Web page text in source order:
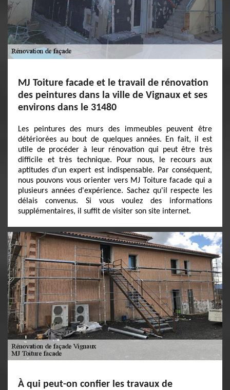
MJ Toiture facade et le travail de rénovation
des peintures dans la ville de Vignaux et ses
environs dans le 31480
Les peintures des murs des immeubles peuvent être
détériorées au bout de quelques années. En fait, il est
utile de procéder à leur rénovation qui peut être très
difficile et très technique. Pour nous, le recours aux
aptitudes d'un expert est indispensable. Par conséquent,
nous pouvons vous orienter vers MJ Toiture facade qui a
plusieurs années d'expérience. Sachez qu'il respecte les
délais convenus. Si vous voulez des informations
supplémentaires, il suffit de visiter son site internet.
À qui peut-on confier les travaux de